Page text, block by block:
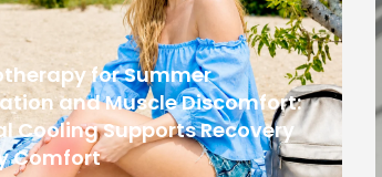
for Summer
and Muscle Discomfort:
Cooling Supports Recovery
Comfort